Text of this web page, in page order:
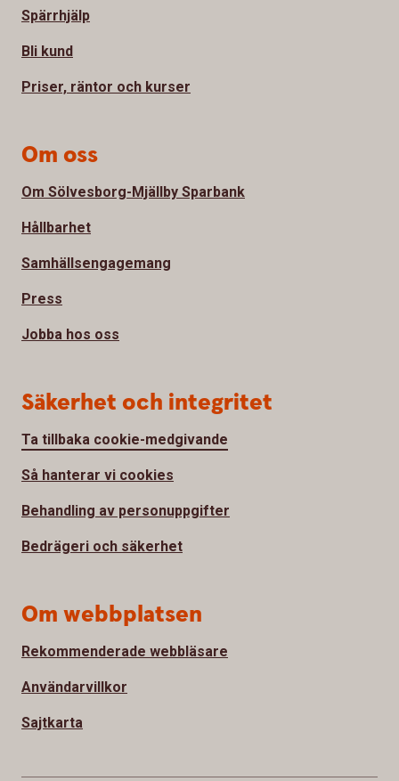
Spärrhjälp
Bli kund
Priser, räntor och kurser
Om oss
Om Sölvesborg-Mjällby Sparbank
Hållbarhet
Samhällsengagemang
Press
Jobba hos oss
Säkerhet och integritet
Ta tillbaka cookie-medgivande
Så hanterar vi cookies
Behandling av personuppgifter
Bedrägeri och säkerhet
Om webbplatsen
Rekommenderade webbläsare
Användarvillkor
Sajtkarta